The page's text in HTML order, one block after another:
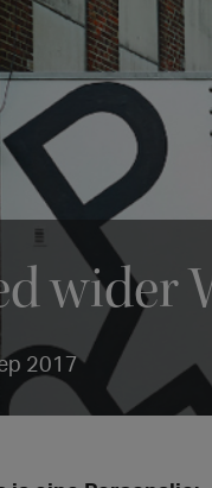
wider
2017